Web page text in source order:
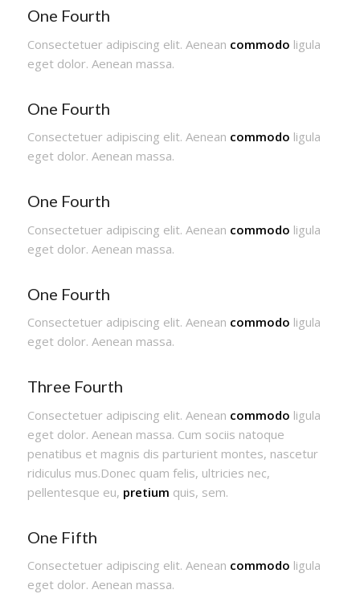
One Fourth
Consectetuer adipiscing elit. Aenean commodo ligula
eget dolor. Aenean massa.
One Fourth
Consectetuer adipiscing elit. Aenean commodo ligula
eget dolor. Aenean massa.
One Fourth
Consectetuer adipiscing elit. Aenean commodo ligula
eget dolor. Aenean massa.
One Fourth
Consectetuer adipiscing elit. Aenean commodo ligula
eget dolor. Aenean massa.
Three Fourth
Consectetuer adipiscing elit. Aenean commodo ligula
eget dolor. Aenean massa. Cum sociis natoque
penatibus et magnis dis parturient montes, nascetur
ridiculus mus.Donec quam felis, ultricies nec,
pellentesque eu, pretium quis, sem.
One Fifth
Consectetuer adipiscing elit. Aenean commodo ligula
eget dolor. Aenean massa.